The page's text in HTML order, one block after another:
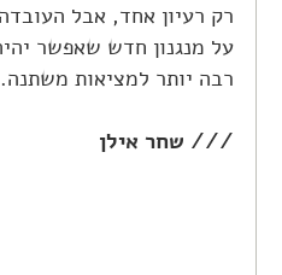
רק רעיון אחד, אבל
על מנגנון חדש שאפשר
רבה יותר למציאות משתנה.
/// שחר אילן